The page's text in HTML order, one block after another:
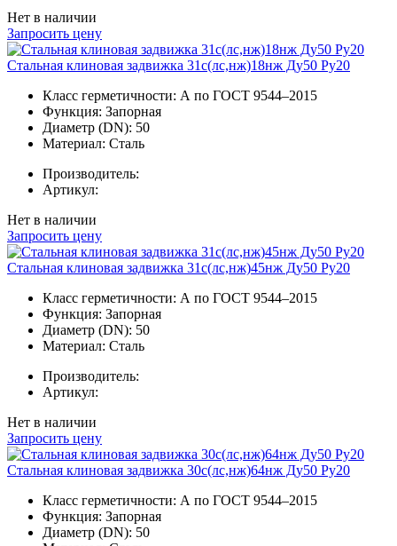
Нет в наличии
Запросить цену
Стальная клиновая задвижка 31с(лс,нж)18нж Ду50 Ру20
Класс герметичности: А по ГОСТ 9544–2015
Функция: Запорная
Диаметр (DN): 50
Материал: Сталь
Производитель:
Артикул:
Нет в наличии
Запросить цену
Стальная клиновая задвижка 31с(лс,нж)45нж Ду50 Ру20
Класс герметичности: А по ГОСТ 9544–2015
Функция: Запорная
Диаметр (DN): 50
Материал: Сталь
Производитель:
Артикул:
Нет в наличии
Запросить цену
Стальная клиновая задвижка 30с(лс,нж)64нж Ду50 Ру20
Класс герметичности: А по ГОСТ 9544–2015
Функция: Запорная
Диаметр (DN): 50